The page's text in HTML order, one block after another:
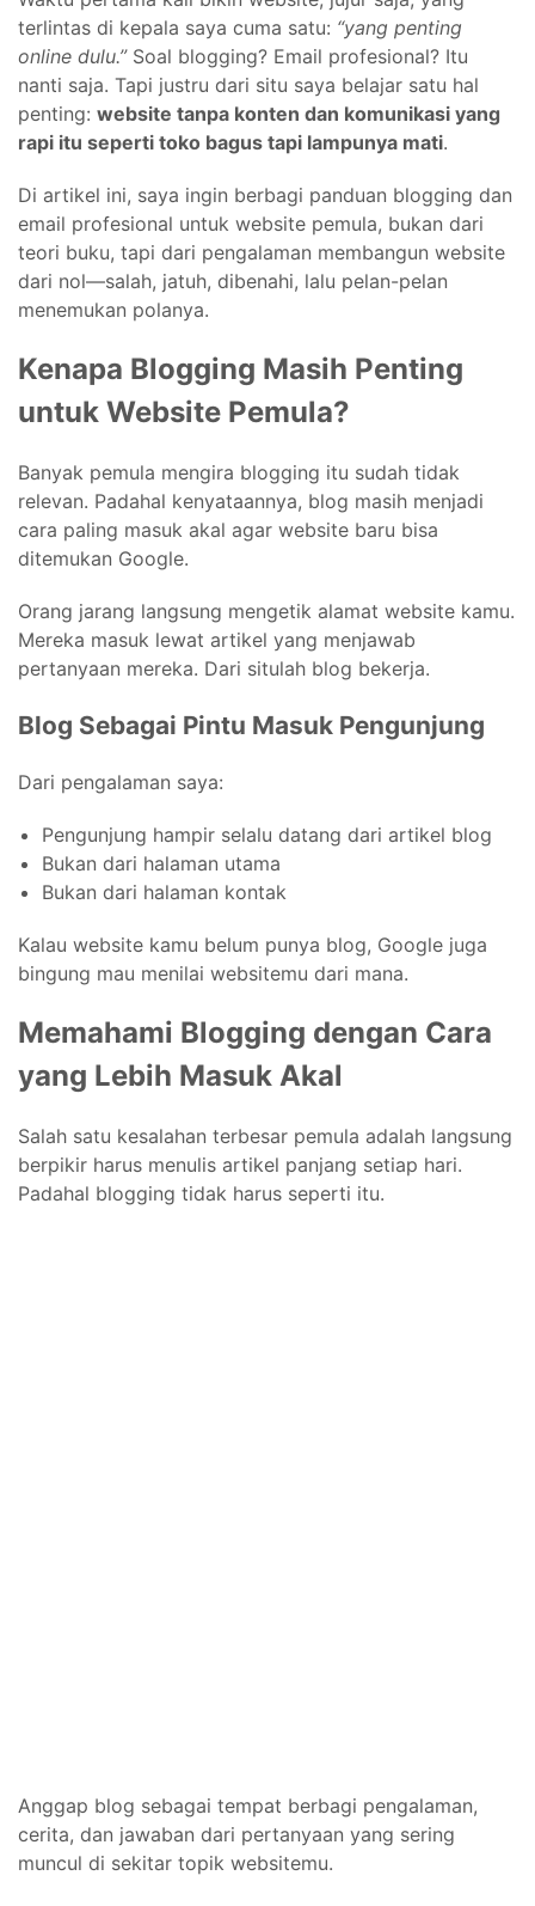
terlintas di kepala saya cuma satu: “yang penting
online dulu.”Soal blogging? Email profesional? Itu
nanti saja. Tapi justru dari situ saya belajar satu hal
penting: website tanpa konten dan komunikasi yang
rapi itu seperti toko bagus tapi lampunya mati.
Di artikel ini, saya ingin berbagi panduan blogging dan
email profesional untuk website pemula, bukan dari
teori buku, tapi dari pengalaman membangun website
dari nol—salah, jatuh, dibenahi, lalu pelan-pelan
menemukan polanya.
Kenapa Blogging Masih Penting
untuk Website Pemula?
Banyak pemula mengira blogging itu sudah tidak
relevan. Padahal kenyataannya, blog masih menjadi
cara paling masuk akal agar website baru bisa
ditemukan Google.
Orang jarang langsung mengetik alamat website kamu.
Mereka masuk lewat artikel yang menjawab
pertanyaan mereka. Dari situlah blog bekerja.
Blog Sebagai Pintu Masuk Pengunjung
Dari pengalaman saya:
Pengunjung hampir selalu datang dari artikel blog
Bukan dari halaman utama
Bukan dari halaman kontak
Kalau website kamu belum punya blog, Google juga
bingung mau menilai websitemu dari mana.
Memahami Blogging dengan Cara
yang Lebih Masuk Akal
Salah satu kesalahan terbesar pemula adalah langsung
berpikir harus menulis artikel panjang setiap hari.
Padahal blogging tidak harus seperti itu.
Anggap blog sebagai tempat berbagi pengalaman,
cerita, dan jawaban dari pertanyaan yang sering
muncul di sekitar topik websitemu.